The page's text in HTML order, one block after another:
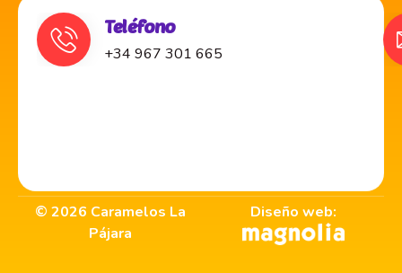
Teléfono
+34 967 301 665
© 2026 Caramelos La
Pájara
Diseño web: